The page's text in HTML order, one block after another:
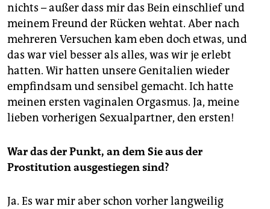
nichts – außer dass mir das Bein einschlief und
meinem Freund der Rücken wehtat. Aber nach
mehreren Versuchen kam eben doch etwas, und
das war viel besser als alles, was wir je erlebt
hatten. Wir hatten unsere Genitalien wieder
empfindsam und sensibel gemacht. Ich hatte
meinen ersten vaginalen Orgasmus. Ja, meine
lieben vorherigen Sexualpartner, den ersten!
War das der Punkt, an dem Sie aus der
Prostitution ausgestiegen sind?
Ja. Es war mir aber schon vorher langweilig